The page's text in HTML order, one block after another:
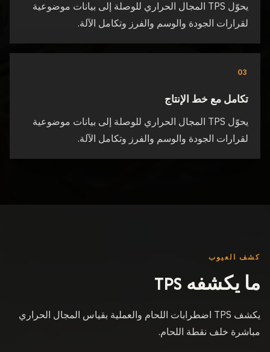
يحوّل TPS المجال الحراري للوصلة إلى بيانات موضوعية
لقرارات الجودة والوسم والفرز وتكامل الآلة.
03
تكامل مع خط الإنتاج
يحوّل TPS المجال الحراري للوصلة إلى بيانات موضوعية
لقرارات الجودة والوسم والفرز وتكامل الآلة.
كشف العيوب
ما يكشفه TPS
يكشف TPS اضطرابات اللحام والعملية بقياس المجال الحراري
مباشرة خلف نقطة اللحام.